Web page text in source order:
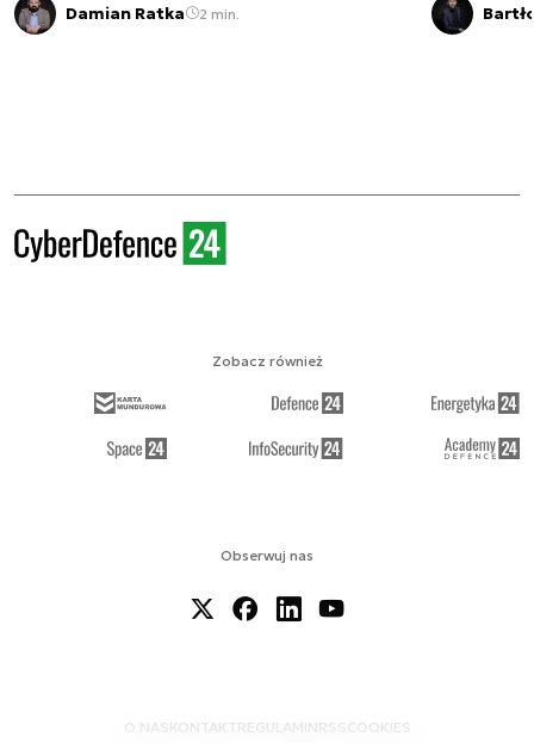
Damian Ratka 2 min.
Obserwuj nas
O NAS KONTAKTREGULAMINRSS COOKIES
Zobacz również